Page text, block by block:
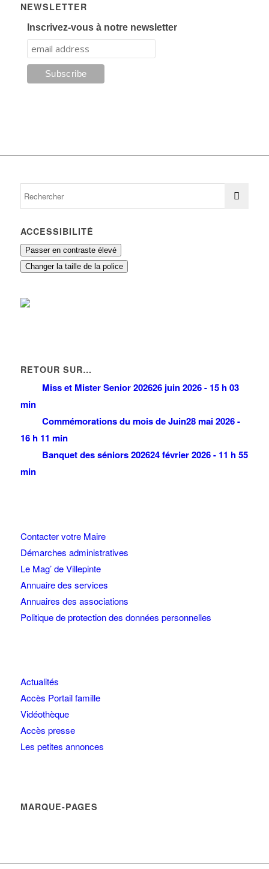
NEWSLETTER
Inscrivez-vous à notre newsletter
ACCESSIBILITÉ
Passer en contraste élevé
Changer la taille de la police
RETOUR SUR…
Miss et Mister Senior 202626 juin 2026 - 15 h 03
min
Commémorations du mois de Juin28 mai 2026 -
16 h 11 min
Banquet des séniors 202624 février 2026 - 11 h 55
min
Contacter votre Maire
Démarches administratives
Le Mag’ de Villepinte
Annuaire des services
Annuaires des associations
Politique de protection des données personnelles
Actualités
Accès Portail famille
Vidéothèque
Accès presse
Les petites annonces
MARQUE-PAGES